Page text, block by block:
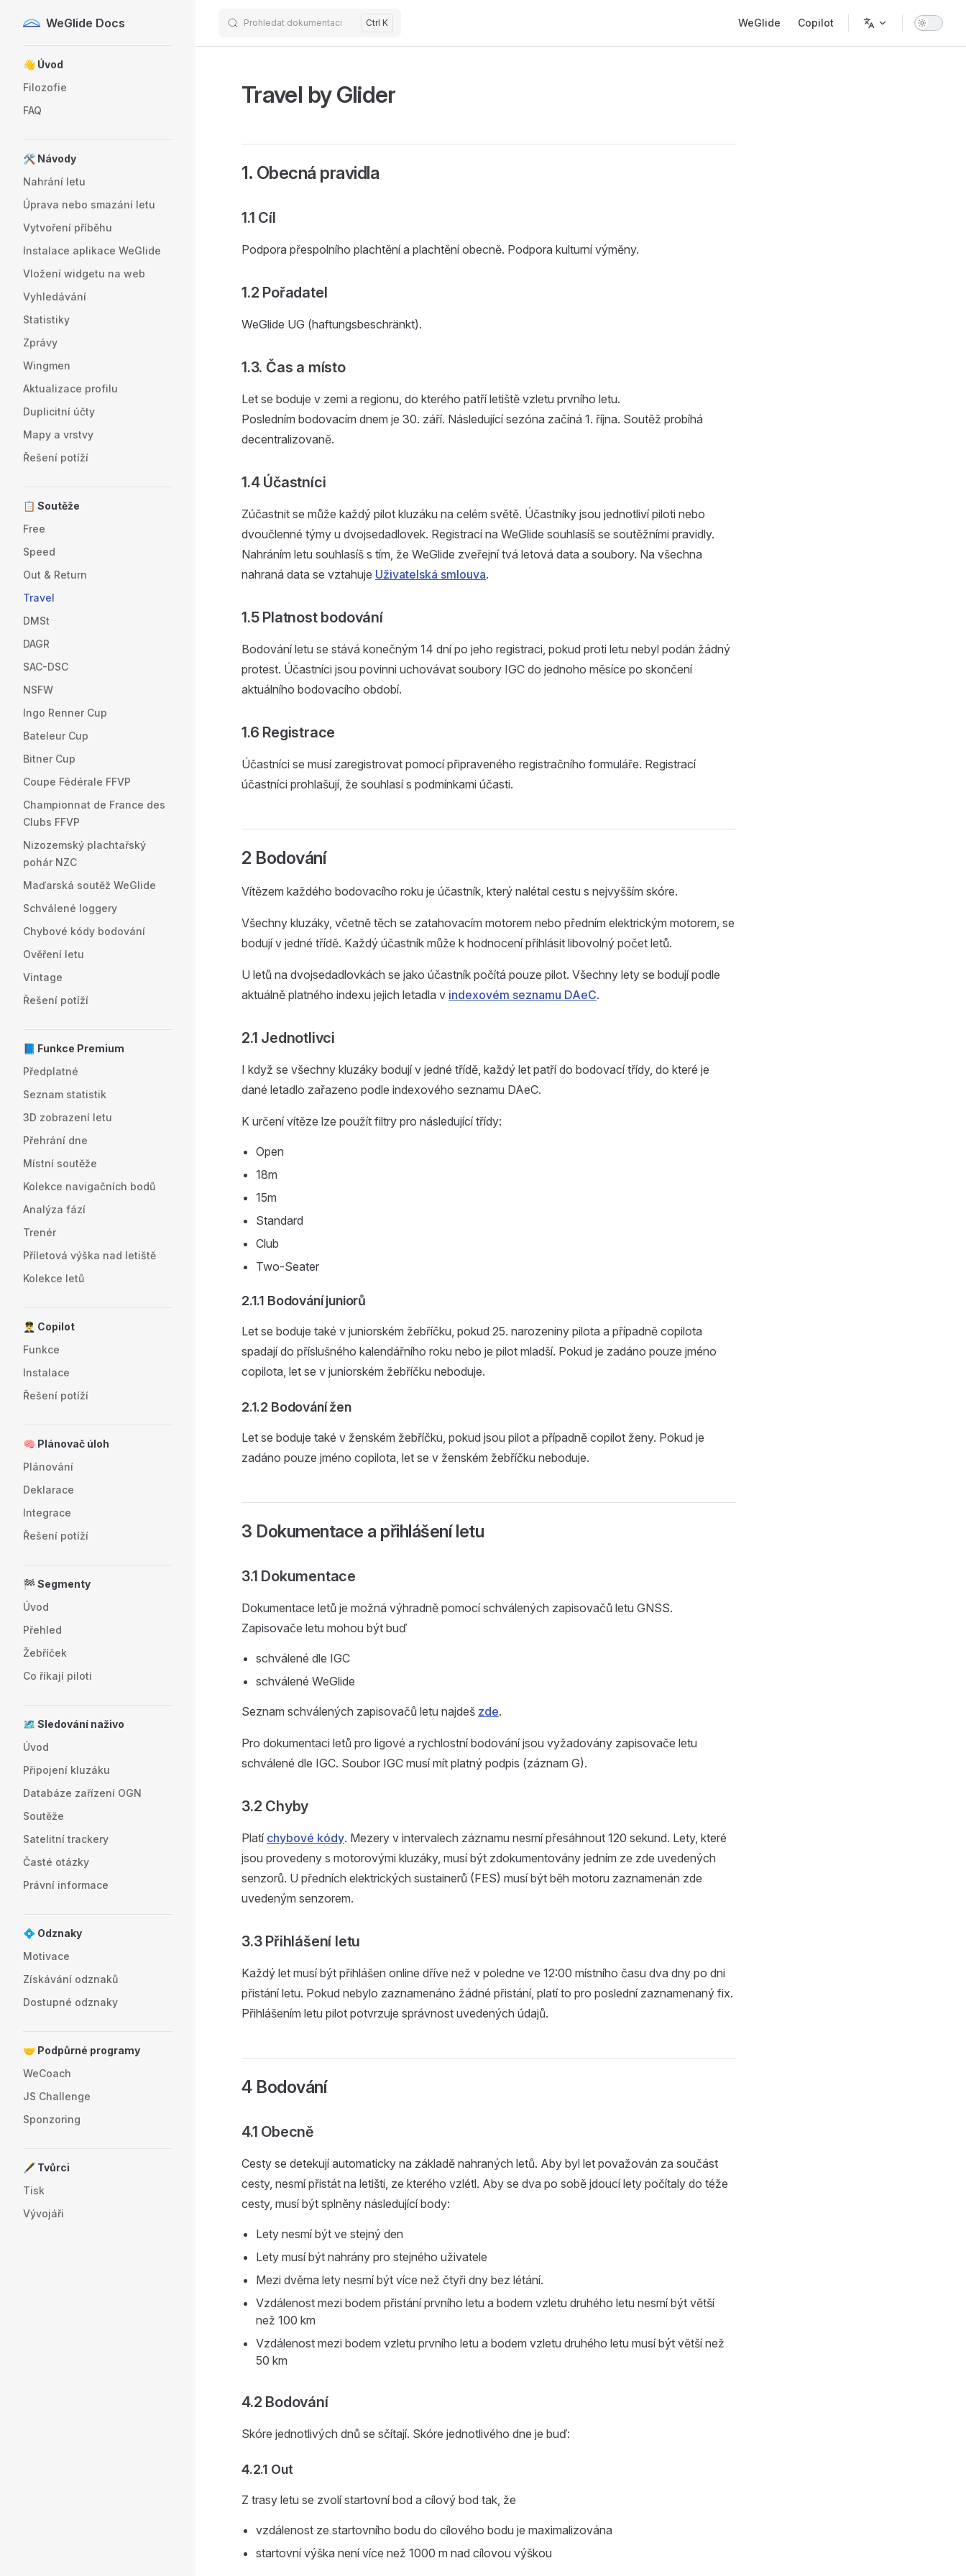
Skip to content
WeGlide Docs Prohledat dokumentaci Ctrl K WeGlide Copilot
Sidebar Navigation
👋 Úvod
Filozofie
FAQ
🛠️ Návody
Nahrání letu
Úprava nebo smazání letu
Vytvoření příběhu
Instalace aplikace WeGlide
Vložení widgetu na web
Vyhledávání
Statistiky
Zprávy
Wingmen
Aktualizace profilu
Duplicitní účty
Mapy a vrstvy
Řešení potíží
📋 Soutěže
Free
Speed
Out & Return
Travel
DMSt
DAGR
SAC-DSC
NSFW
Ingo Renner Cup
Bateleur Cup
Bitner Cup
Coupe Fédérale FFVP
Championnat de France des
Clubs FFVP
Nizozemský plachtařský
pohár NZC
Maďarská soutěž WeGlide
Schválené loggery
Chybové kódy bodování
Ověření letu
Vintage
Řešení potíží
📘 Funkce Premium
Předplatné
Seznam statistik
3D zobrazení letu
Přehrání dne
Místní soutěže
Kolekce navigačních bodů
Analýza fází
Trenér
Příletová výška nad letiště
Kolekce letů
👨‍✈️ Copilot
Funkce
Instalace
Řešení potíží
🧠 Plánovač úloh
Plánování
Deklarace
Integrace
Řešení potíží
🏁 Segmenty
Úvod
Přehled
Žebříček
Co říkají piloti
🗺️ Sledování naživo
Úvod
Připojení kluzáku
Databáze zařízení OGN
Soutěže
Satelitní trackery
Časté otázky
Právní informace
💠 Odznaky
Motivace
Získávání odznaků
Dostupné odznaky
🤝 Podpůrné programy
WeCoach
JS Challenge
Sponzoring
🖋️ Tvůrci
Tisk
Vývojáři
Travel by Glider
1. Obecná pravidla
1.1 Cíl
Podpora přespolního plachtění a plachtění obecně. Podpora kulturní výměny.
1.2 Pořadatel
WeGlide UG (haftungsbeschränkt).
1.3. Čas a místo
Let se boduje v zemi a regionu, do kterého patří letiště vzletu prvního letu.
Posledním bodovacím dnem je 30. září. Následující sezóna začíná 1. října. Soutěž probíhá
decentralizovaně.
1.4 Účastníci
Zúčastnit se může každý pilot kluzáku na celém světě. Účastníky jsou jednotliví piloti nebo
dvoučlenné týmy u dvojsedadlovek. Registrací na WeGlide souhlasíš se soutěžními pravidly.
Nahráním letu souhlasíš s tím, že WeGlide zveřejní tvá letová data a soubory. Na všechna
nahraná data se vztahuje Uživatelská smlouva.
1.5 Platnost bodování
Bodování letu se stává konečným 14 dní po jeho registraci, pokud proti letu nebyl podán žádný
protest. Účastníci jsou povinni uchovávat soubory IGC do jednoho měsíce po skončení
aktuálního bodovacího období.
1.6 Registrace
Účastníci se musí zaregistrovat pomocí připraveného registračního formuláře. Registrací
účastníci prohlašují, že souhlasí s podmínkami účasti.
2 Bodování
Vítězem každého bodovacího roku je účastník, který nalétal cestu s nejvyšším skóre.
Všechny kluzáky, včetně těch se zatahovacím motorem nebo předním elektrickým motorem, se
bodují v jedné třídě. Každý účastník může k hodnocení přihlásit libovolný počet letů.
U letů na dvojsedadlovkách se jako účastník počítá pouze pilot. Všechny lety se bodují podle
aktuálně platného indexu jejich letadla v indexovém seznamu DAeC.
2.1 Jednotlivci
I když se všechny kluzáky bodují v jedné třídě, každý let patří do bodovací třídy, do které je
dané letadlo zařazeno podle indexového seznamu DAeC.
K určení vítěze lze použít filtry pro následující třídy:
Open
18m
15m
Standard
Club
Two-Seater
2.1.1 Bodování juniorů
Let se boduje také v juniorském žebříčku, pokud 25. narozeniny pilota a případně copilota
spadají do příslušného kalendářního roku nebo je pilot mladší. Pokud je zadáno pouze jméno
copilota, let se v juniorském žebříčku neboduje.
2.1.2 Bodování žen
Let se boduje také v ženském žebříčku, pokud jsou pilot a případně copilot ženy. Pokud je
zadáno pouze jméno copilota, let se v ženském žebříčku neboduje.
3 Dokumentace a přihlášení letu
3.1 Dokumentace
Dokumentace letů je možná výhradně pomocí schválených zapisovačů letu GNSS.
Zapisovače letu mohou být buď
schválené dle IGC
schválené WeGlide
Seznam schválených zapisovačů letu najdeš zde.
Pro dokumentaci letů pro ligové a rychlostní bodování jsou vyžadovány zapisovače letu
schválené dle IGC. Soubor IGC musí mít platný podpis (záznam G).
3.2 Chyby
Platí chybové kódy. Mezery v intervalech záznamu nesmí přesáhnout 120 sekund. Lety, které
jsou provedeny s motorovými kluzáky, musí být zdokumentovány jedním ze zde uvedených
senzorů. U předních elektrických sustainerů (FES) musí být běh motoru zaznamenán zde
uvedeným senzorem.
3.3 Přihlášení letu
Každý let musí být přihlášen online dříve než v poledne ve 12:00 místního času dva dny po dni
přistání letu. Pokud nebylo zaznamenáno žádné přistání, platí to pro poslední zaznamenaný fix.
Přihlášením letu pilot potvrzuje správnost uvedených údajů.
4 Bodování
4.1 Obecně
Cesty se detekují automaticky na základě nahraných letů. Aby byl let považován za součást
cesty, nesmí přistát na letišti, ze kterého vzlétl. Aby se dva po sobě jdoucí lety počítaly do téže
cesty, musí být splněny následující body:
Lety nesmí být ve stejný den
Lety musí být nahrány pro stejného uživatele
Mezi dvěma lety nesmí být více než čtyři dny bez létání.
Vzdálenost mezi bodem přistání prvního letu a bodem vzletu druhého letu nesmí být větší
než 100 km
Vzdálenost mezi bodem vzletu prvního letu a bodem vzletu druhého letu musí být větší než
50 km
4.2 Bodování
Skóre jednotlivých dnů se sčítají. Skóre jednotlivého dne je buď:
4.2.1 Out
Z trasy letu se zvolí startovní bod a cílový bod tak, že
vzdálenost ze startovního bodu do cílového bodu je maximalizována
startovní výška není více než 1000 m nad cílovou výškou